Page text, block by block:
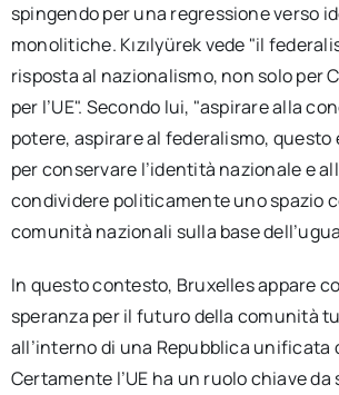
spingendo per una regressione verso
monolitiche. Kızılyürek vede "il
risposta al nazionalismo, non solo per
per l’UE". Secondo lui, "aspirare alla
potere, aspirare al federalismo, questo
per conservare l’identità nazionale e
condividere politicamente uno spazio
comunità nazionali sulla base
In questo contesto, Bruxelles appare
speranza per il futuro della comunità
all’interno di una Repubblica unificata
Certamente l’UE ha un ruolo chiave da